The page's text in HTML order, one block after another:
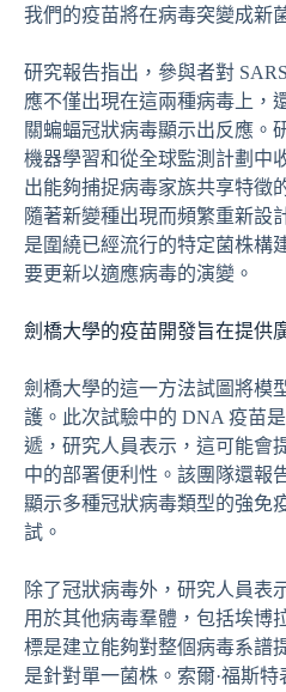
我們的疫苗將在病毒突變成新
研究報告指出，參與者對
應不僅出現在這兩種病毒上，
關蝙蝠冠狀病毒顯示出反應。
機器學習和從全球監測計劃中
出能夠捕捉病毒家族共享特徵
隨著新變種出現而頻繁重新設
是圍繞已經流行的特定菌株構
要更新以適應病毒的演變。
劍橋大學的疫苗開發旨在提供
劍橋大學的這一方法試圖將模
護。此次試驗中的 DNA 疫苗
遞，研究人員表示，這可能會
中的部署便利性。該團隊還報
顯示多種冠狀病毒類型的強免
試。
除了冠狀病毒外，研究人員表
用於其他病毒羣體，包括埃博
標是建立能夠對整個病毒系譜
是針對單一菌株。索爾·福斯